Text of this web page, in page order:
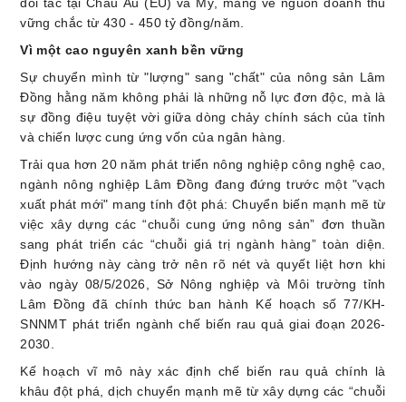
đối tác tại Châu Âu (EU) và Mỹ, mang về nguồn doanh thu
vững chắc từ 430 - 450 tỷ đồng/năm.
Vì một cao nguyên xanh bền vững
Sự chuyển mình từ "lượng" sang "chất" của nông sản Lâm
Đồng hằng năm không phải là những nỗ lực đơn độc, mà là
sự đồng điệu tuyệt vời giữa dòng chảy chính sách của tỉnh
và chiến lược cung ứng vốn của ngân hàng.
Trải qua hơn 20 năm phát triển nông nghiệp công nghệ cao,
ngành nông nghiệp Lâm Đồng đang đứng trước một "vạch
xuất phát mới" mang tính đột phá: Chuyển biến mạnh mẽ từ
việc xây dựng các “chuỗi cung ứng nông sản” đơn thuần
sang phát triển các “chuỗi giá trị ngành hàng” toàn diện.
Định hướng này càng trở nên rõ nét và quyết liệt hơn khi
vào ngày 08/5/2026, Sở Nông nghiệp và Môi trường tỉnh
Lâm Đồng đã chính thức ban hành Kế hoạch số 77/KH-
SNNMT phát triển ngành chế biến rau quả giai đoạn 2026-
2030.
Kế hoạch vĩ mô này xác định chế biến rau quả chính là
khâu đột phá, dịch chuyển mạnh mẽ từ xây dựng các “chuỗi